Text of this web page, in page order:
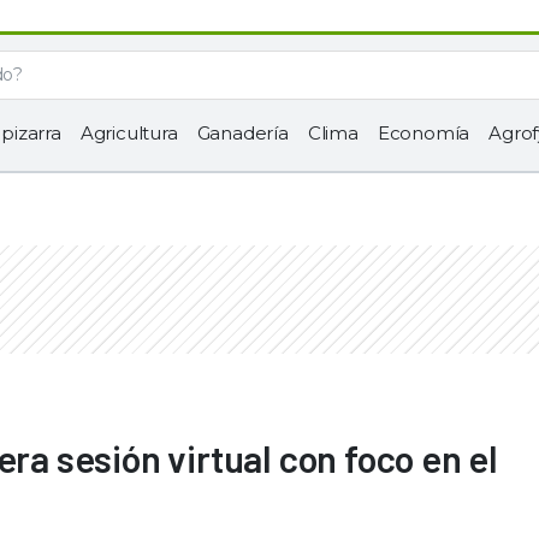
Agricultura Ganadería Clima Economía
sesión virtual con foco en el